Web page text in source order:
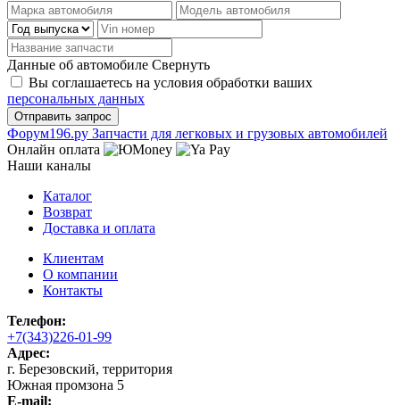
Данные об автомобиле Свернуть
Вы соглашаетесь на условия обработки ваших
персональных данных
Фoрум196.ру Запчасти для легковых и грузовых автомобилей
Онлайн оплата
Наши каналы
Каталог
Возврат
Доставка и оплата
Клиентам
О компании
Контакты
Телефон:
+7(343)226-01-99
Адрес:
г. Березовский, территория
Южная промзона 5
E-mail: